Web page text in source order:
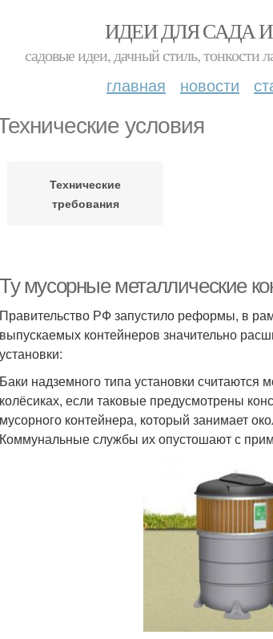
ИДЕИ ДЛЯ САДА
садовые идеи, дачный стиль, тонкости
главная новости
условия
Технические
требования
Ту мусорные металлические
Правительство РФ запустило реформы, в
выпускаемых контейнеров значительно
установки:
Баки надземного типа установки
колёсиках, если таковые предусмотрены
мусорного контейнера, который занимает
Коммунальные службы их опустошают с